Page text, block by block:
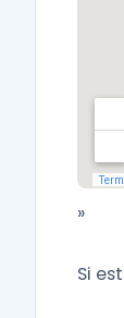
»
Si